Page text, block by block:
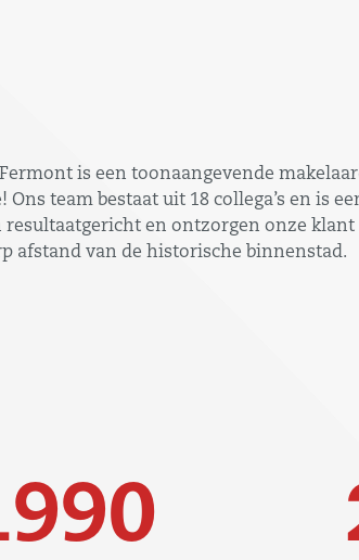
Fermont is een toonaangevende
Ons team bestaat uit 18 collega’s en is
resultaatgericht en ontzorgen onze
afstand van de historische binnenstad.